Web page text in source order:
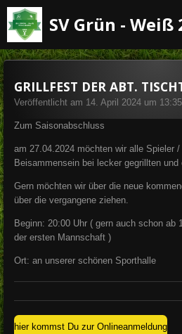
Zum
Hauptinhalt
springen
GRILLFEST DER ABT.
Veröffentlicht am 14. April 2024 um 13:35
Zum Saisonabschluss
am 27.04.2024 möchten wir alle Spieler
Beisammensein bei lecker gegrillten und
Gern möchten wir über die neue
über die vergangene ziehen.
Beginn: 20:00 Uhr ( gern auch schon ab
der ersten Mannschaft )
Ort: an unserer schönen Sporthalle
hier kommst Du zur Onlineanmeldung